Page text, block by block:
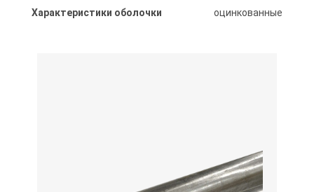
Характеристики оболочки оцинкованные